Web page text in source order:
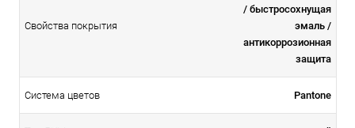
Свойства покрытия
/ быстросохнущая
эмаль /
антикоррозионная
защита
Система цветов Pantone